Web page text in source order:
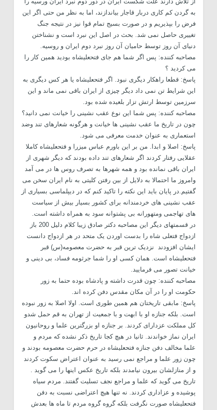
به گردن کم کاری دربار قاجار بیاندازند، اما به نظر من حتی اگر این
فرض را بپذیریم و در صورت بسیج تمام قوا نیز در نتیجه جنگ
تغییری حاصل نمی شد. بحث در اصل این نبرد است و نشناختن
دنیای آن روز توسط حامیان آن روز نبرد دوم ایران و روسیه.
مصاحبه کننده: پس اگر شما هم جای فتحعلیشاه بودید همین کار را
می کردید ؟
پاسخ: قطعا راهکار دیگری نبود. اگر فتحعلیشاه یا هر کس دیگری به
این شرایط تن نمی داد دیگر چیزی از ایران باقی نمی ماند و این
سرزمین توسط ارتش تزار بلعیده شده بود.
مصاحبه کننده: پس شما این نوع عقب نشینی را خیانت نمی دانید؟
چون در تاریخ ما عقب نشینی ها خیانت و هرگونه شعارهای تند وضد
استعماری به عنوان خدمت معرفی می شود.
پاسخ: اصلا و ابدا. من بر این باورم عباس میزرا و فتحعلیشاه کاملا
عقلایی رفتار کردند اگر شعارهای تند داده بودند که دیگر شهری از
ایران باقی نمانده بود و همه شهرها به تصرف روس ها در می آمد
وامروز ما احتمالا به دلایل از بین رفتن کلیتی به نام ایران سخن می
گفتیم.در پایان باید این نکته را تاکید کنم که در دیپلماسی بسیاری از
عقب نشینی های خردمندانه برای کشور بسیار بیش از سیاست
های تهاجمی ومتهورانه بی پشتوانه سود به همراه داشته است.
در قسمتهای دیگر این مصاحبه دکتر صادق زیبا کلام دلیل 200 باز
ازدواج فتعلی شاه را بدست اوردن یک متحد در هر ازدواج دانست
ایشان افزودند نزدیک ترین قبر به حضرت معصومه(س) قبر
فتحعلیشاه است. همان کسی او را شما جرثومه فساد، بی دینی و
خیانت تصور می فرمایید.
مصاحبه کننده: چون قدرت داشته و پادشاه بوده حتما به زور
حکومت او را در آن مکان مقدس دفن کرده اند.
پاسخ: مابقی تاریختان هم همین طوری است. اولا اصلا به زور نبوده
است. بلکه جنازه او با ابهت و با جمعیت از تهران به قم حمل شدو
کل مملکت عزدارای کردند. بر جنازه او بزرگترین علما و روحانیون
ایران نماز خواندند. ثانیا در هیچ کجا تاریخ ذکر نشده که مردم و
علما مخالف دفن جنازه فتحعلیشاه در حرم حضرت معصومه بودند و
چون زور علما و مراجع نمی رسید به عنوان اعتراض سکوت کردند
و از منازلشان بیرون نیامدند بلکه تاریخ عکس اینها را می گوید .
تاریخ می گوید که علما و مراجع نجف تسلیت گفتند. مردم سیاه
پوشیده و عزاداری کردند. نه تنها هیچ اعتراضی نسبت به دفن
فتحعلیشاه صورت نگرفت بلکه گروه گروه مردم تا ماه ها بعدش